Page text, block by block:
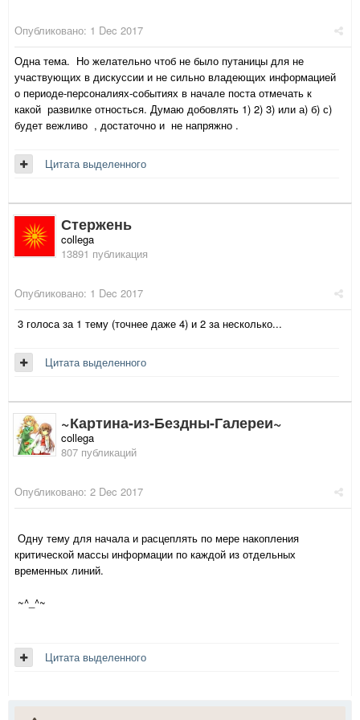
Опубликовано: 1 Dec 2017
Одна тема. Но желательно чтоб не было путаницы для не
участвующих в дискуссии и не сильно владеющих информацией
о периоде-персоналиях-событиях в начале поста отмечать к
какой развилке относться. Думаю добовлять 1) 2) 3) или а) б) с)
будет вежливо , достаточно и не напряжно .
Цитата выделенного
Стержень
collega
13891 публикация
Опубликовано: 1 Dec 2017
3 голоса за 1 тему (точнее даже 4) и 2 за несколько...
Цитата выделенного
~Картина-из-Бездны-Галереи~
collega
807 публикаций
Опубликовано: 2 Dec 2017
Одну тему для начала и расцеплять по мере накопления
критической массы информации по каждой из отдельных
временных линий.
~^_^~
Цитата выделенного